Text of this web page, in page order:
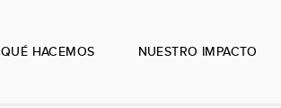
QUÉ HACEMOS NUESTRO IMPACTO